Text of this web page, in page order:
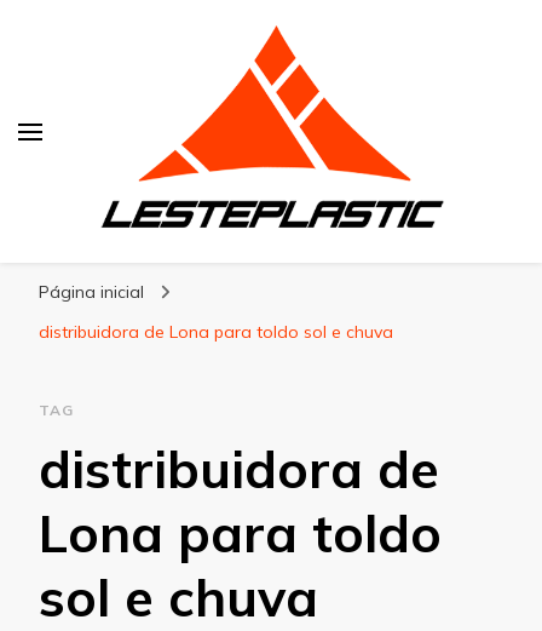
Página inicial
distribuidora de Lona para toldo sol e chuva
TAG
distribuidora de
Lona para toldo
sol e chuva